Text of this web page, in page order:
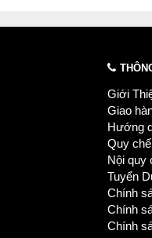
cỏ,Đèn led sân vườn
Giới
Giao
Hướng
Quy
Nội quy
Tuyển
Chính
Chính
Chính